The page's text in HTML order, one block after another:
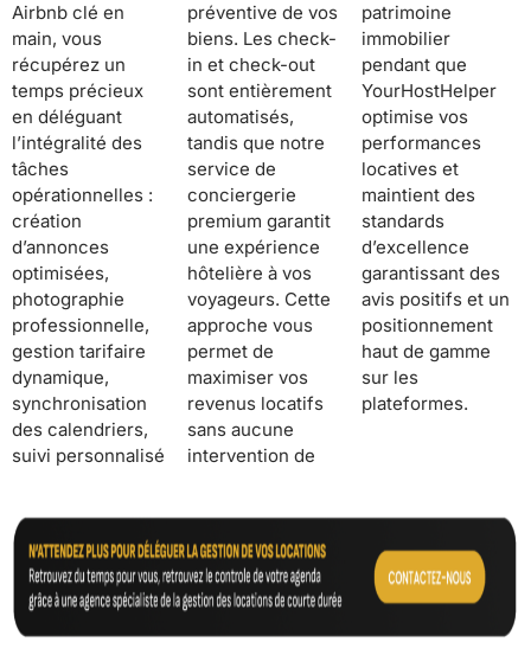
Airbnb clé en
main, vous
récupérez un
temps précieux
en déléguant
l’intégralité des
tâches
opérationnelles :
création
d’annonces
optimisées,
photographie
professionnelle,
gestion tarifaire
dynamique,
synchronisation
des calendriers,
suivi personnalisé
préventive de vos
biens. Les check-
in et check-out
sont entièrement
automatisés,
tandis que notre
service de
conciergerie
premium garantit
une expérience
hôtelière à vos
voyageurs. Cette
approche vous
permet de
maximiser vos
revenus locatifs
sans aucune
intervention de
patrimoine
immobilier
pendant que
YourHostHelper
optimise vos
performances
locatives et
maintient des
standards
d’excellence
garantissant des
avis positifs et un
positionnement
haut de gamme
sur les
plateformes.